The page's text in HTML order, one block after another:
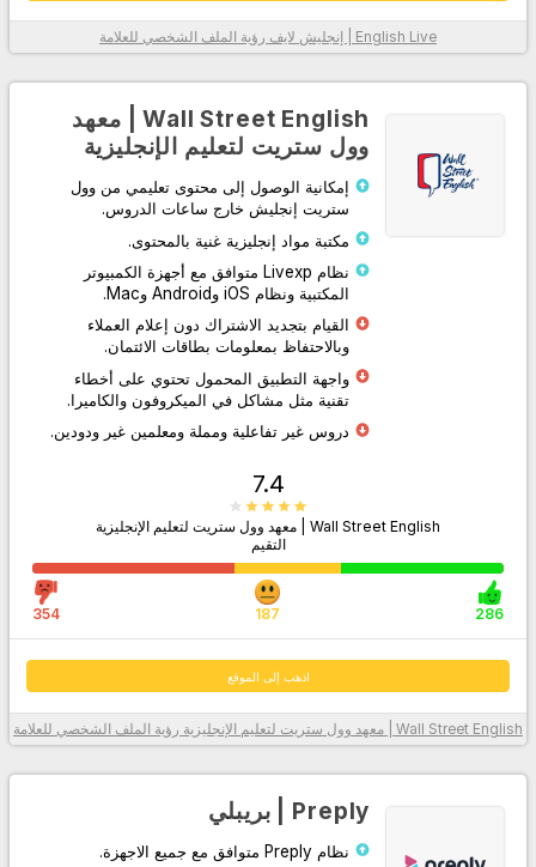
اذهب إلى الموقع
English Live | إنجليش لايف رؤية الملف الشخصي للعلامة
Wall Street English | معهد
وول ستريت لتعليم الإنجليزية
إمكانية الوصول إلى محتوى تعليمي من وول
ستريت إنجليش خارج ساعات الدروس.
مكتبة مواد إنجليزية غنية بالمحتوى.
نظام Livexp متوافق مع أجهزة الكمبيوتر
المكتبية ونظام iOS وAndroid وMac.
القيام بتجديد الاشتراك دون إعلام العملاء
وبالاحتفاظ بمعلومات بطاقات الائتمان.
واجهة التطبيق المحمول تحتوي على أخطاء
تقنية مثل مشاكل في الميكروفون والكاميرا.
دروس غير تفاعلية ومملة ومعلمين غير ودودين.
7.4
Wall Street English | معهد وول ستريت لتعليم الإنجليزية
التقيم
286
187
354
اذهب إلى الموقع
Wall Street English | معهد وول ستريت لتعليم الإنجليزية رؤية الملف الشخصي للعلامة
Preply | بريبلي
نظام Preply متوافق مع جميع الاجهزة.